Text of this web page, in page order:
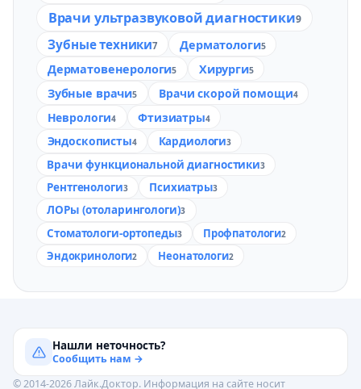
Врачи ультразвуковой диагностики9
Зубные техники7 Дерматологи5
Дерматовенерологи5 Хирурги5
Зубные врачи5 Врачи скорой помощи4
Неврологи4 Фтизиатры4
Эндоскописты4 Кардиологи3
Врачи функциональной диагностики3
Рентгенологи3 Психиатры3
ЛОРы (отоларингологи)3
Стоматологи-ортопеды3 Профпатологи2
Эндокринологи2 Неонатологи2
Нашли неточность?
Сообщить нам →
© 2014-2026 Лайк.Доктор. Информация на сайте носит